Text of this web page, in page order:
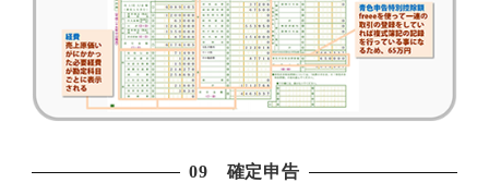
09 確定申告